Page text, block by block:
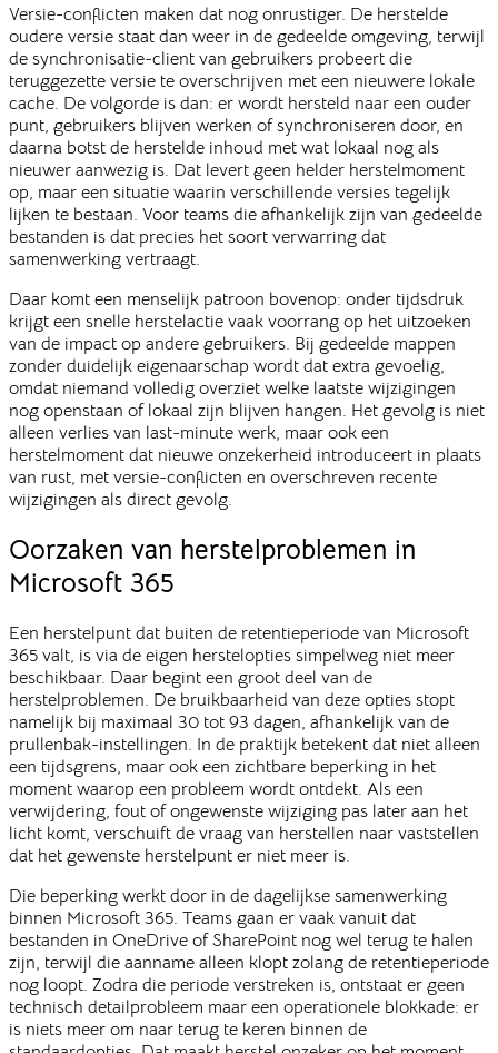
Versie-conflicten maken dat nog onrustiger. De herstelde
oudere versie staat dan weer in de gedeelde omgeving, terwijl
de synchronisatie-client van gebruikers probeert die
teruggezette versie te overschrijven met een nieuwere lokale
cache. De volgorde is dan: er wordt hersteld naar een ouder
punt, gebruikers blijven werken of synchroniseren door, en
daarna botst de herstelde inhoud met wat lokaal nog als
nieuwer aanwezig is. Dat levert geen helder herstelmoment
op, maar een situatie waarin verschillende versies tegelijk
lijken te bestaan. Voor teams die afhankelijk zijn van gedeelde
bestanden is dat precies het soort verwarring dat
samenwerking vertraagt.
Daar komt een menselijk patroon bovenop: onder tijdsdruk
krijgt een snelle herstelactie vaak voorrang op het uitzoeken
van de impact op andere gebruikers. Bij gedeelde mappen
zonder duidelijk eigenaarschap wordt dat extra gevoelig,
omdat niemand volledig overziet welke laatste wijzigingen
nog openstaan of lokaal zijn blijven hangen. Het gevolg is niet
alleen verlies van last-minute werk, maar ook een
herstelmoment dat nieuwe onzekerheid introduceert in plaats
van rust, met versie-conflicten en overschreven recente
wijzigingen als direct gevolg.
Oorzaken van herstelproblemen in
Microsoft 365
Een herstelpunt dat buiten de retentieperiode van Microsoft
365 valt, is via de eigen herstelopties simpelweg niet meer
beschikbaar. Daar begint een groot deel van de
herstelproblemen. De bruikbaarheid van deze opties stopt
namelijk bij maximaal 30 tot 93 dagen, afhankelijk van de
prullenbak-instellingen. In de praktijk betekent dat niet alleen
een tijdsgrens, maar ook een zichtbare beperking in het
moment waarop een probleem wordt ontdekt. Als een
verwijdering, fout of ongewenste wijziging pas later aan het
licht komt, verschuift de vraag van herstellen naar vaststellen
dat het gewenste herstelpunt er niet meer is.
Die beperking werkt door in de dagelijkse samenwerking
binnen Microsoft 365. Teams gaan er vaak vanuit dat
bestanden in OneDrive of SharePoint nog wel terug te halen
zijn, terwijl die aanname alleen klopt zolang de retentieperiode
nog loopt. Zodra die periode verstreken is, ontstaat er geen
technisch detailprobleem maar een operationele blokkade: er
is niets meer om naar terug te keren binnen de